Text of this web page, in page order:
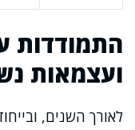
התמודדות
ועצמאות
לאורך השנים,